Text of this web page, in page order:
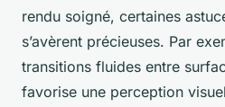
rendu soigné, certaines
s’avèrent précieuses. Par
transitions fluides entre
favorise une perception